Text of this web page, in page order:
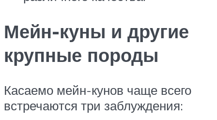
Мейн-куны и другие
крупные породы
Касаемо мейн-кунов чаще всего
встречаются три заблуждения: